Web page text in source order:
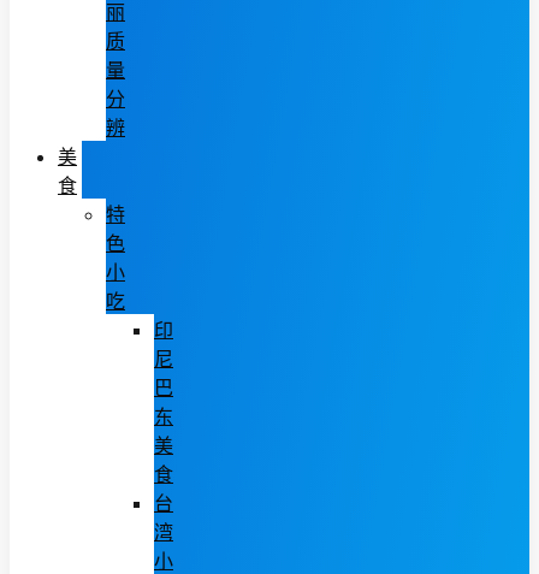
丽
质
量
分
辨
美
食
特
色
小
吃
印
尼
巴
东
美
食
台
湾
小